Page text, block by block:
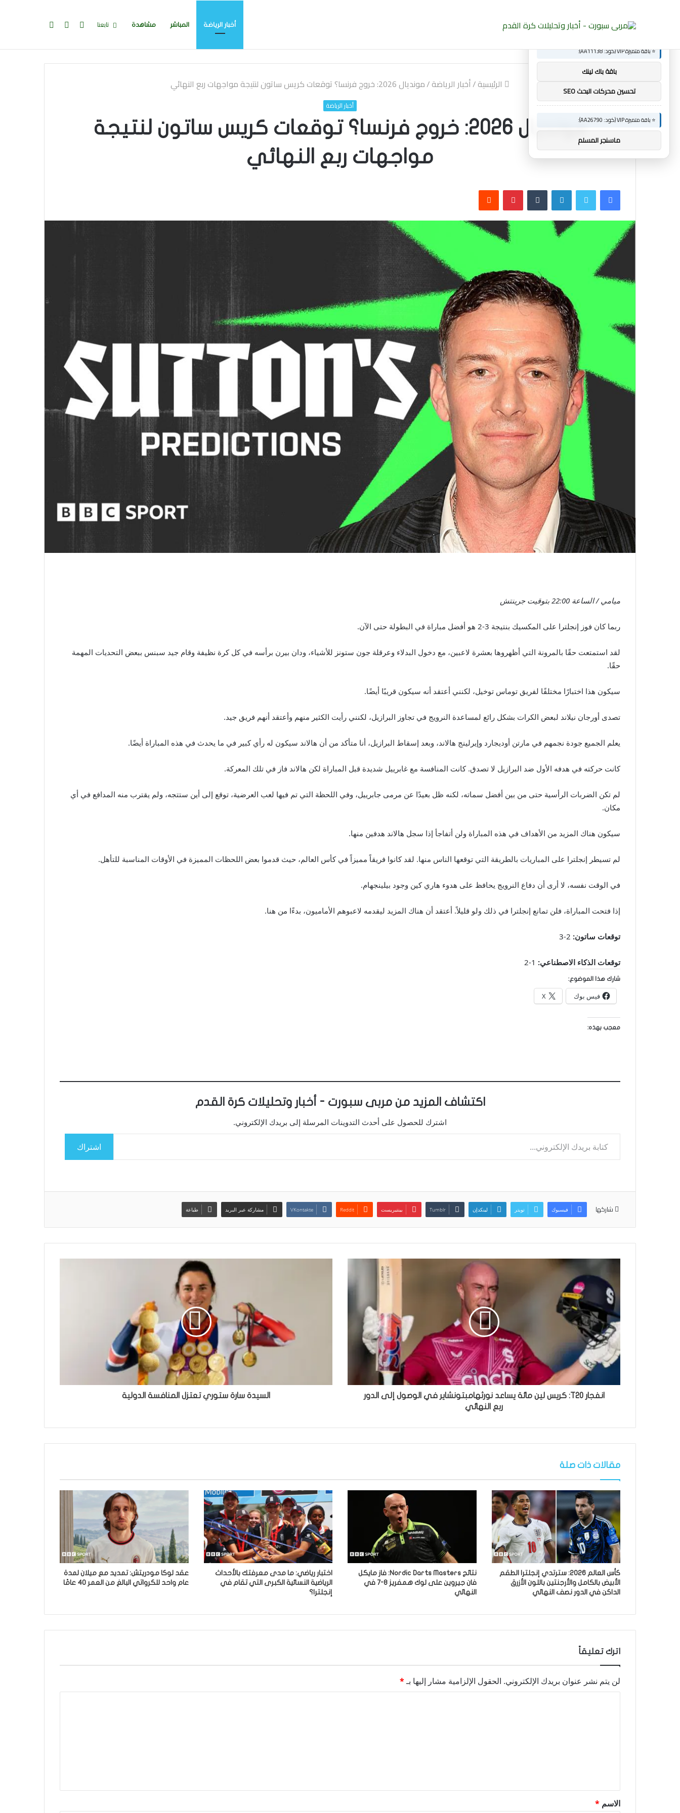
أخبار الرياضة المباشر مشاهدة إضافة تسجيل
تابعنا
الرئيسية/أخبار الرياضة/مونديال 2026: خروج فرنسا؟ توقعات كريس ساتون لنتيجة مواجهات ربع النهائي
أخبار الرياضة
مونديال 2026: خروج فرنسا؟ توقعات كريس ساتون لنتيجة
مواجهات ربع النهائي
فيسبوكتويتر لينكدإن بينتيريست
ميامي / الساعة 22:00 بتوقيت جرينتش
ربما كان فوز إنجلترا على المكسيك بنتيجة 3-2 هو أفضل مباراة في البطولة حتى الآن.
لقد استمتعت حقًا بالمرونة التي أظهروها بعشرة لاعبين، مع دخول البدلاء وعرقلة جون ستونز للأشياء، ودان بيرن برأسه في كل كرة نظيفة وقام جيد سبنس ببعض التحديات المهمة
حقًا.
سيكون هذا اختبارًا مختلفًا لفريق توماس توخيل، لكنني أعتقد أنه سيكون قريبًا أيضًا.
تصدى أورجان نيلاند لبعض الكرات بشكل رائع لمساعدة النرويج في تجاوز البرازيل، لكنني رأيت الكثير منهم وأعتقد أنهم فريق جيد.
يعلم الجميع جودة نجمهم في مارتن أوديجارد وإيرلينج هالاند، وبعد إسقاط البرازيل، أنا متأكد من أن هالاند سيكون له رأي كبير في ما يحدث في هذه المباراة أيضًا.
كانت حركته في هدفه الأول ضد البرازيل لا تصدق. كانت المنافسة مع غابرييل شديدة قبل المباراة لكن هالاند فاز في تلك المعركة.
لم تكن الضربات الرأسية حتى من بين أفضل سماته، لكنه ظل بعيدًا عن مرمى جابرييل، وفي اللحظة التي تم فيها لعب العرضية، توقع إلى أين ستتجه، ولم يقترب منه المدافع في أي
مكان.
سيكون هناك المزيد من الأهداف في هذه المباراة ولن أتفاجأ إذا سجل هالاند هدفين منها.
لم تسيطر إنجلترا على المباريات بالطريقة التي توقعها الناس منها. لقد كانوا فريقاً مميزاً في كأس العالم، حيث قدموا بعض اللحظات المميزة في الأوقات المناسبة للتأهل.
في الوقت نفسه، لا أرى أن دفاع النرويج يحافظ على هدوء هاري كين وجود بيلينجهام.
إذا فتحت المباراة، فلن تمانع إنجلترا في ذلك ولو قليلاً. أعتقد أن هناك المزيد ليقدمه لاعبوهم الأماميون، بدءًا من هنا.
توقعات ساتون:
توقعات الذكاء الاصطناعي:
شارك هذا الموضوع:
فيس بوك X
معجب بهذه:
اكتشاف المزيد من مربى سبورت - أخبار وتحليلات كرة القدم
اشترك للحصول على أحدث التدوينات المرسلة إلى بريدك الإلكتروني.
كتابة بريدك الإلكتروني...
اشتراك
شاركها فيسبوك تويتر لينكدإن بينتيريست مشاركة عبر البريد طباعة
انفجار T20: كريس لين مائة يساعد نورثهامبتونشاير في الوصول إلى الدور
ربع النهائي
السيدة سارة ستوري تعتزل المنافسة الدولية
مقالات ذات صلة
كأس العالم 2026: سترتدي إنجلترا الطقم
الأبيض بالكامل والأرجنتين باللون الأزرق
الداكن في الدور نصف النهائي
نتائج Nordic Darts Masters: فاز مايكل
فان جيروين على لوك همفريز 8-7 في
النهائي
اختبار رياضي: ما مدى معرفتك بالأحداث
الرياضية النسائية الكبرى التي تقام في
إنجلترا؟
عقد لوكا مودريتش: تمديد مع ميلان لمدة
عام واحد للكرواتي البالغ من العمر 40 عامًا
اترك تعليقاً
لن يتم نشر عنوان بريدك الإلكتروني. الحقول الإلزامية مشار إليها بـ*
ق
*
الاسم *
🚀 توصيات : ×
⭐ باقة متميزة VIP (كود: AA11138):
باقة باك لينك
تحسين محركات البحث SEO
⭐ باقة متميزة VIP (كود: AA26790):
ماسنجر المسلم